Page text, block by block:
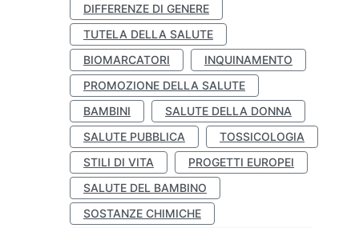
DIFFERENZE DI GENERE
TUTELA DELLA SALUTE
BIOMARCATORI
INQUINAMENTO
PROMOZIONE DELLA SALUTE
BAMBINI
SALUTE DELLA DONNA
SALUTE PUBBLICA
TOSSICOLOGIA
STILI DI VITA
PROGETTI EUROPEI
SALUTE DEL BAMBINO
SOSTANZE CHIMICHE